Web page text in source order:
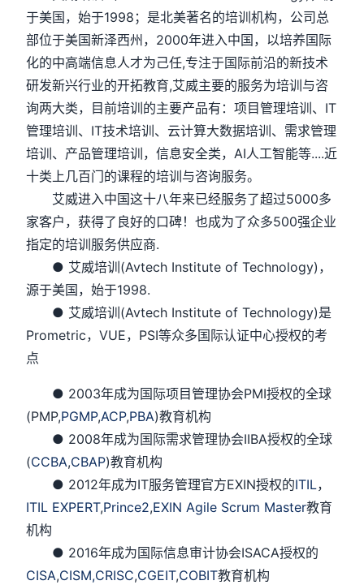
于美国，始于1998；是北美著名的培训机构，公司总
部位于美国新泽西州，2000年进入中国，以培养国际
化的中高端信息人才为己任,专注于国际前沿的新技术
研发新兴行业的开拓教育,艾威主要的服务为培训与咨
询两大类，目前培训的主要产品有：项目管理培训、IT
管理培训、IT技术培训、云计算大数据培训、需求管理
培训、产品管理培训，信息安全类，AI人工智能等....近
十类上几百门的课程的培训与咨询服务。
艾威进入中国这十八年来已经服务了超过5000多
家客户，获得了良好的口碑！也成为了众多500强企业
指定的培训服务供应商.
● 艾威培训(Avtech Institute of Technology)，
源于美国，始于1998.
● 艾威培训(Avtech Institute of Technology)是
Prometric，VUE，PSI等众多国际认证中心授权的考
点
● 2003年成为国际项目管理协会PMI授权的全球
(PMP,PGMP,ACP,PBA)教育机构
● 2008年成为国际需求管理协会IIBA授权的全球
(CCBA,CBAP)教育机构
● 2012年成为IT服务管理官方EXIN授权的ITIL，
ITIL EXPERT,Prince2,EXIN Agile Scrum Master教育
机构
● 2016年成为国际信息审计协会ISACA授权的
CISA,CISM,CRISC,CGEIT,COBIT教育机构